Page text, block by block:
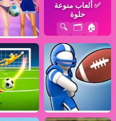
✅ ألعاب منوعة
حلوة
🏠
🗂️
🔍